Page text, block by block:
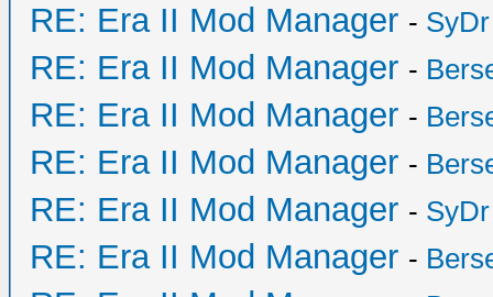
RE: Era II Mod Manager - SyDr
RE: Era II Mod Manager -
RE: Era II Mod Manager -
RE: Era II Mod Manager -
RE: Era II Mod Manager - SyDr
RE: Era II Mod Manager -